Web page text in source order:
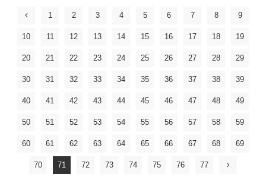
1 2 3 4 5 6 7 8 9
10 11 12 13 14 15 16 17 18 19
20 21 22 23 24 25 26 27 28 29
30 31 32 33 34 35 36 37 38 39
40 41 42 43 44 45 46 47 48 49
50 51 52 53 54 55 56 57 58 59
60 61 62 63 64 65 66 67 68 69
70 71 72 73 74 75 76 77